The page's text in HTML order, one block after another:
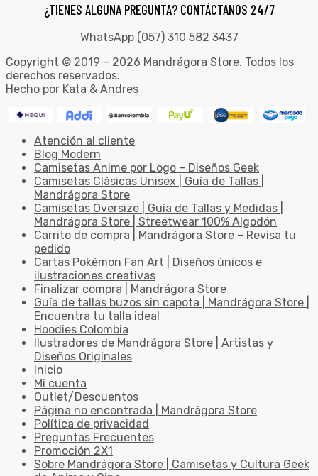
¿TIENES ALGUNA PREGUNTA? CONTÁCTANOS 24/7
WhatsApp (057) 310 582 3437
Copyright © 2019 – 2026 Mandrágora Store. Todos los
derechos reservados.
Hecho por Kata & Andres
Atención al cliente
Blog Modern
Camisetas Anime por Logo – Diseños Geek
Camisetas Clásicas Unisex | Guía de Tallas |
Mandrágora Store
Camisetas Oversize | Guía de Tallas y Medidas |
Mandrágora Store | Streetwear 100% Algodón
Carrito de compra | Mandrágora Store – Revisa tu
pedido
Cartas Pokémon Fan Art | Diseños únicos e
ilustraciones creativas
Finalizar compra | Mandrágora Store
Guía de tallas buzos sin capota | Mandrágora Store |
Encuentra tu talla ideal
Hoodies Colombia
Ilustradores de Mandrágora Store | Artistas y
Diseños Originales
Inicio
Mi cuenta
Outlet/Descuentos
Página no encontrada | Mandrágora Store
Política de privacidad
Preguntas Frecuentes
Promoción 2X1
Sobre Mandrágora Store | Camisetas y Cultura Geek